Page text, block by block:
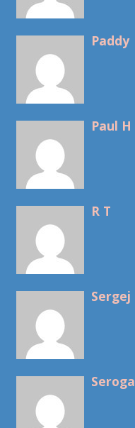
Paddy
Paul H
R T
Sergej
Seroga